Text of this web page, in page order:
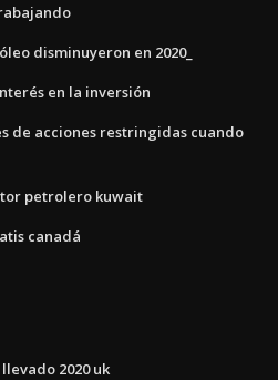
disminuyeron en 2020_
en la inversión
de acciones restringidas cuando
petrolero kuwait
canadá
2020 uk